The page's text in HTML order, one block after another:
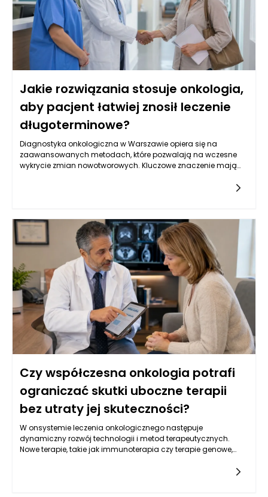
Jakie rozwiązania stosuje onkologia,
aby pacjent łatwiej znosił leczenie
długoterminowe?
Diagnostyka onkologiczna w Warszawie opiera się na
zaawansowanych metodach, które pozwalają na wczesne
wykrycie zmian nowotworowych. Kluczowe znaczenie mają
tym oznaczenia markerów nowotworowych w krwi, które mogą
wskazywać na obecność choroby. W Warszawie, dzięki
postępowi w dziedzinie genetyki, coraz częściej stosuje się
również badania molekularne, które identyfikują mutacje
genów związanych z nowotworami, co pozwala na bardziej
spersonalizowane podejście do leczenia. Kluczowe jest
zrozumienie, że wczesne wykrycie choroby zwiększa szanse na
skuteczne leczenie oraz poprawia komfort życia pacjentów.
Czy współczesna onkologia potrafi
ograniczać skutki uboczne terapii
bez utraty jej skuteczności?
W onsystemie leczenia onkologicznego następuje
dynamiczny rozwój technologii i metod terapeutycznych.
Nowe terapie, takie jak immunoterapia czy terapie genowe,
mogą przyczynić się do ograniczenia skutków ubocznych. Te